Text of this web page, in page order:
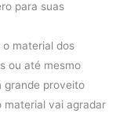
para suas
material dos
ou até mesmo
grande proveito
material vai agradar